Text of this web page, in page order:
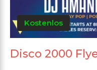
Kostenlos
Disco 2000